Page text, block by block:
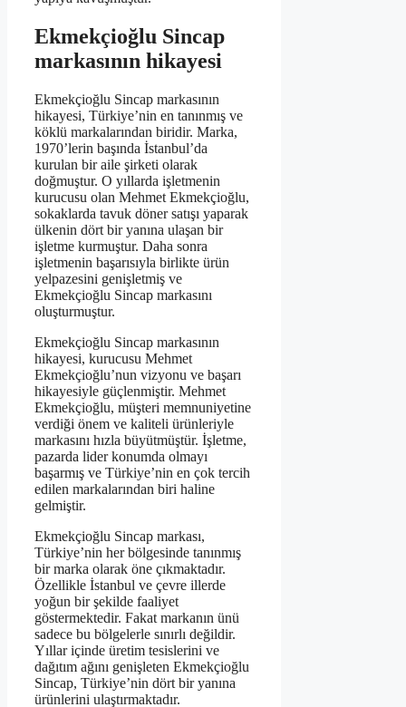
Ekmekçioğlu Sincap
markasının hikayesi
Ekmekçioğlu Sincap markasının
hikayesi, Türkiye’nin en tanınmış ve
köklü markalarından biridir. Marka,
1970’lerin başında İstanbul’da
kurulan bir aile şirketi olarak
doğmuştur. O yıllarda işletmenin
kurucusu olan Mehmet Ekmekçioğlu,
sokaklarda tavuk döner satışı yaparak
ülkenin dört bir yanına ulaşan bir
işletme kurmuştur. Daha sonra
işletmenin başarısıyla birlikte ürün
yelpazesini genişletmiş ve
Ekmekçioğlu Sincap markasını
oluşturmuştur.
Ekmekçioğlu Sincap markasının
hikayesi, kurucusu Mehmet
Ekmekçioğlu’nun vizyonu ve başarı
hikayesiyle güçlenmiştir. Mehmet
Ekmekçioğlu, müşteri memnuniyetine
verdiği önem ve kaliteli ürünleriyle
markasını hızla büyütmüştür. İşletme,
pazarda lider konumda olmayı
başarmış ve Türkiye’nin en çok tercih
edilen markalarından biri haline
gelmiştir.
Ekmekçioğlu Sincap markası,
Türkiye’nin her bölgesinde tanınmış
bir marka olarak öne çıkmaktadır.
Özellikle İstanbul ve çevre illerde
yoğun bir şekilde faaliyet
göstermektedir. Fakat markanın ünü
sadece bu bölgelerle sınırlı değildir.
Yıllar içinde üretim tesislerini ve
dağıtım ağını genişleten Ekmekçioğlu
Sincap, Türkiye’nin dört bir yanına
ürünlerini ulaştırmaktadır.